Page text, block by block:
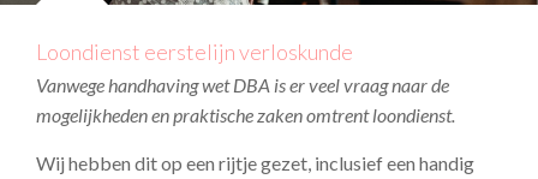
Loondienst eerstelijn verloskunde
Vanwege handhaving wet DBA is er veel vraag naar de
mogelijkheden en praktische zaken omtrent loondienst.
Wij hebben dit op een rijtje gezet, inclusief een handig